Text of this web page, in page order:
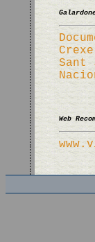
Sant
Web